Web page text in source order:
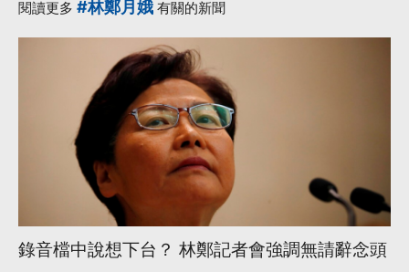
閱讀更多 #林鄭月娥 有關的新聞
錄音檔中說想下台？ 林鄭記者會強調無請辭念頭